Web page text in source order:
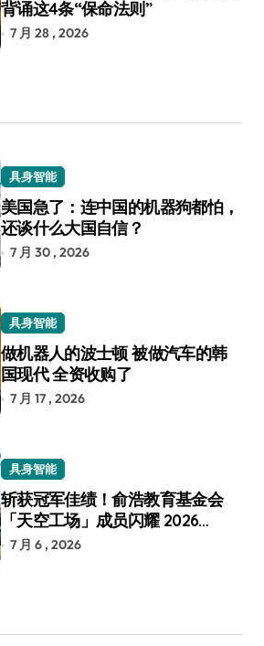
背诵这4条“保命法则”
7 月 28 , 2026
具身智能
美国急了：连中国的机器狗都怕，
还谈什么大国自信？
7 月 30 , 2026
具身智能
做机器人的波士顿 被做汽车的韩
国现代 全资收购了
7 月 17 , 2026
具身智能
斩获冠军佳绩！俞浩教育基金会
「天空工场」成员闪耀 2026
RoboCup 机器人世界杯
7 月 6 , 2026